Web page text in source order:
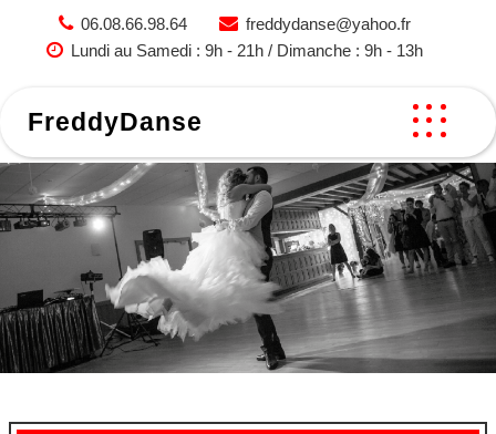
06.08.66.98.64
freddydanse@yahoo.fr
Lundi au Samedi : 9h - 21h / Dimanche : 9h - 13h
FreddyDanse